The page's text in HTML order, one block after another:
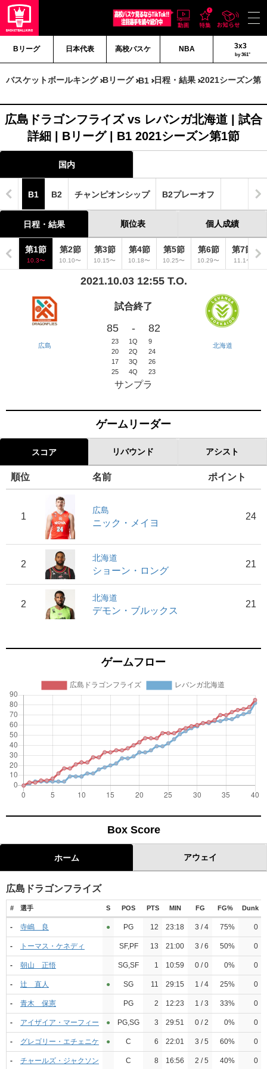
Bリーグ 日本代表 高校バスケ NBA 3x3
by 361°
バスケットボールキング Bリーグ B1 日程・結果 2021シーズン第
広島ドラゴンフライズ vs レバンガ北海道 | 試合
詳細 | Bリーグ | B1 2021シーズン第1節
国内
B1 B2 チャンピオンシップ B2プレーオフ
日程・結果 順位表 個人成績
第1節
10.3〜
第2節
10.10〜
第3節
10.15〜
第4節
10.18〜
第5節
10.25〜
第6節
10.29〜
第7節
11.1〜
2021.10.03 12:55 T.O.
広島
試合終了
85 - 82
23 1Q
9
20
2Q
24
17
3Q
26
25
4Q 23
サンプラ
北海道
ゲームリーダー
スコア リバウンド アシスト
順位 名前 ポイント
1
広島
ニック・メイヨ
24
2
北海道
ショーン・ロング
21
2
北海道
デモン・ブルックス
21
ゲームフロー
Box Score
ホーム アウェイ
広島ドラゴンフライズ
# 選手 S POS PTS MIN FG FG% Dunk
- 寺嶋 良 ●︎ PG 12 23:18 3 / 4 75% 0
- トーマス・ケネディ SF,PF 13 21:00 3 / 6 50% 0
- 朝山 正悟 SG,SF 1 10:59 0 / 0 0% 0
- 辻 直人 ●︎ SG 11 29:15 1 / 4 25% 0
- 青木 保憲 PG 2 12:23 1 / 3 33% 0
- アイザイア・マーフィー ●︎ PG,SG 3 29:51 0 / 2 0% 0
- グレゴリー・エチェニケ ●︎ C 6 22:01 3 / 5 60% 0
- チャールズ・ジャクソン C 8 16:56 2 / 5 40% 0